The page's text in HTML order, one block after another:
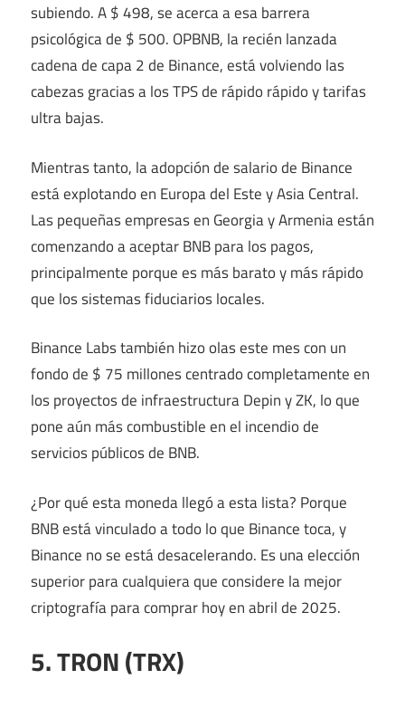
subiendo. A $ 498, se acerca a esa barrera
psicológica de $ 500. OPBNB, la recién lanzada
cadena de capa 2 de Binance, está volviendo las
cabezas gracias a los TPS de rápido rápido y tarifas
ultra bajas.
Mientras tanto, la adopción de salario de Binance
está explotando en Europa del Este y Asia Central.
Las pequeñas empresas en Georgia y Armenia están
comenzando a aceptar BNB para los pagos,
principalmente porque es más barato y más rápido
que los sistemas fiduciarios locales.
Binance Labs también hizo olas este mes con un
fondo de $ 75 millones centrado completamente en
los proyectos de infraestructura Depin y ZK, lo que
pone aún más combustible en el incendio de
servicios públicos de BNB.
¿Por qué esta moneda llegó a esta lista? Porque
BNB está vinculado a todo lo que Binance toca, y
Binance no se está desacelerando. Es una elección
superior para cualquiera que considere la mejor
criptografía para comprar hoy en abril de 2025.
5. TRON (TRX)